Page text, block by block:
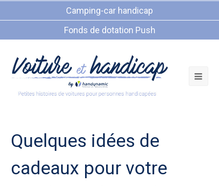
Camping-car handicap
Fonds de dotation Push
Quelques idées de
cadeaux pour votre